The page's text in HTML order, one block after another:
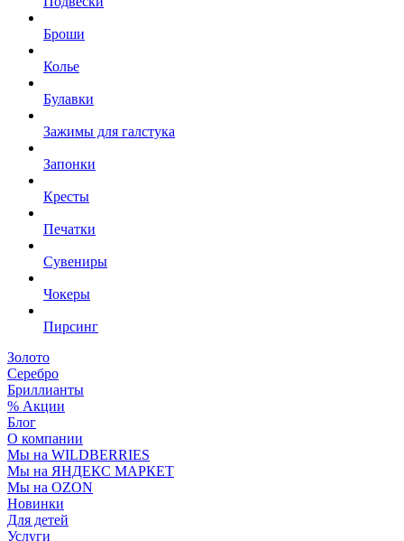
Броши
Колье
Булавки
Зажимы для галстука
Запонки
Кресты
Печатки
Сувениры
Чокеры
Пирсинг
Золото
Серебро
Бриллианты
% Акции
Блог
О компании
Мы на WILDBERRIES
Мы на ЯНДЕКС МАРКЕТ
Мы на OZON
Новинки
Для детей
Услуги